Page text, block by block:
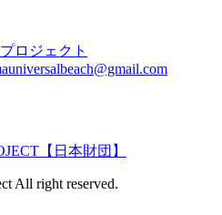
All right reserved.